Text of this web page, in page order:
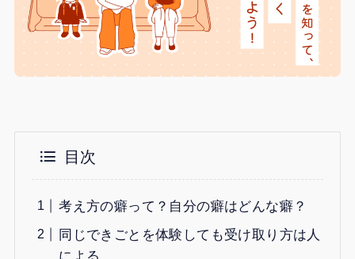
目次
考え方の癖って？自分の癖はどんな癖？
同じできごとを体験しても受け取り方は人
による